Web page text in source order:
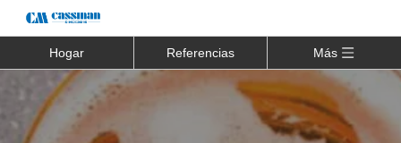
Hogar Referencias Más